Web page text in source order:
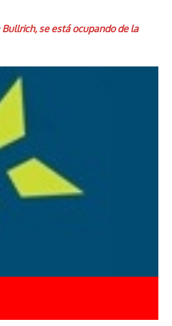
se está ocupando de la